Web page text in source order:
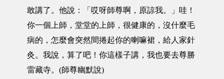
敢講了。他說：「哎呀師尊啊，原諒我。」哇！
你一個上師，堂堂的上師，很健康的，沒什麼毛
病的，怎麼會突然間捲起你的喇嘛裙，給人家針
灸。我說，算了吧！你這樣子講，我也要去尊勝
雷藏寺。(師尊幽默說)